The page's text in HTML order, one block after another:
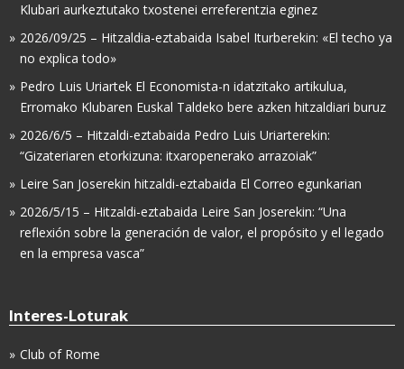
Klubari aurkeztutako txostenei erreferentzia eginez
2026/09/25 – Hitzaldia-eztabaida Isabel Iturberekin: «El techo ya
no explica todo»
Pedro Luis Uriartek El Economista-n idatzitako artikulua,
Erromako Klubaren Euskal Taldeko bere azken hitzaldiari buruz
2026/6/5 – Hitzaldi-eztabaida Pedro Luis Uriarterekin:
“Gizateriaren etorkizuna: itxaropenerako arrazoiak”
Leire San Joserekin hitzaldi-eztabaida El Correo egunkarian
2026/5/15 – Hitzaldi-eztabaida Leire San Joserekin: “Una
reflexión sobre la generación de valor, el propósito y el legado
en la empresa vasca”
Interes-Loturak
Club of Rome